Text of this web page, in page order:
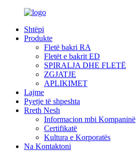
Shtëpi
Produkte
Fletë bakri RA
Fletët e bakrit ED
SPIRALJA DHE FLETË
ZGJATJE
APLIKIMET
Lajme
Pyetje të shpeshta
Rreth Nesh
Informacion mbi Kompaninë
Certifikatë
Kultura e Korporatës
Na Kontaktoni